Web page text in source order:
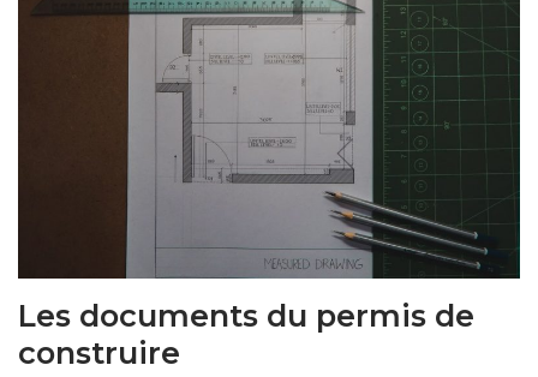
Les documents du permis de
construire